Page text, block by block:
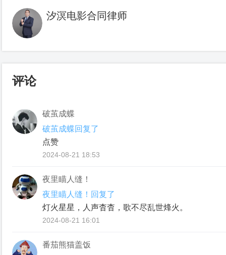
汐溟电影合同律师
评论
破茧成蝶
破茧成蝶回复了
点赞
2024-08-21 18:53
夜里瞄人缝！
夜里瞄人缝！回复了
灯火星星，人声杳杳，歌不尽乱世烽火。
2024-08-21 16:01
番茄熊猫盖饭